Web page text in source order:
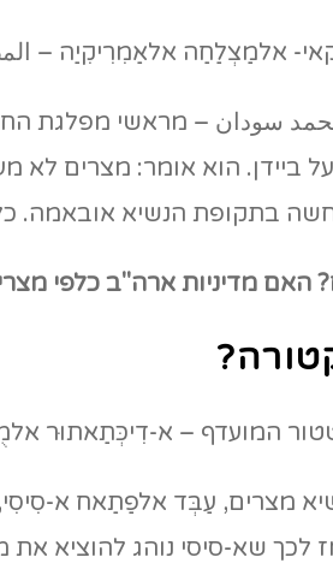
אלמַצְלַחַה אלאַמִרִיקִיַה –
سودان – מראשי מפלגת
בתקופת הנשיא אובאמה.
האם מדיניות ארה"ב כלפי
המועדף – א-דִיכְּתַאתוּר
מצרים, עַבְּד אלפַתַאח א-
שא-סיסי נוהג להוציא את